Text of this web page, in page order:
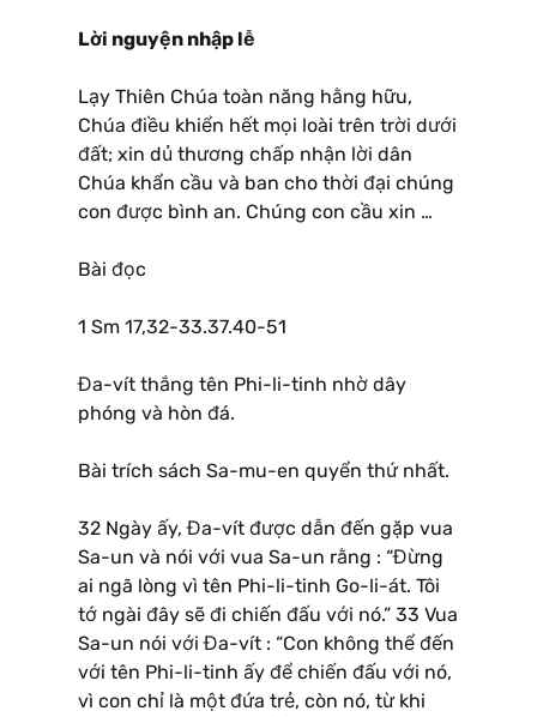
Lời nguyện nhập lễ
Lạy Thiên Chúa toàn năng hằng hữu,
Chúa điều khiển hết mọi loài trên trời dưới
đất; xin dủ thương chấp nhận lời dân
Chúa khẩn cầu và ban cho thời đại chúng
con được bình an. Chúng con cầu xin …
Bài đọc
1 Sm 17,32-33.37.40-51
Đa-vít thắng tên Phi-li-tinh nhờ dây
phóng và hòn đá.
Bài trích sách Sa-mu-en quyển thứ nhất.
32 Ngày ấy, Đa-vít được dẫn đến gặp vua
Sa-un và nói với vua Sa-un rằng : “Đừng
ai ngã lòng vì tên Phi-li-tinh Go-li-át. Tôi
tớ ngài đây sẽ đi chiến đấu với nó.” 33 Vua
Sa-un nói với Đa-vít : “Con không thể đến
với tên Phi-li-tinh ấy để chiến đấu với nó,
vì con chỉ là một đứa trẻ, còn nó, từ khi